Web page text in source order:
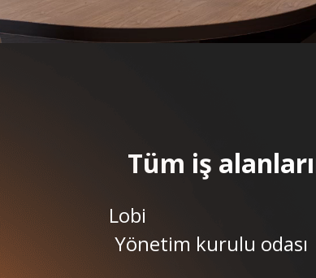
Tüm iş
Lobi
Yönetim kurulu odası